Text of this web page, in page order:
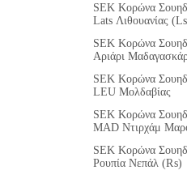
SEK Κορώνα
Lats Λιθουανίας
SEK Κορώνα
Αριάρι
SEK Κορώνα
LEU Μολδαβίας
SEK Κορώνα
MAD Ντιρχάμ
SEK Κορώνα
Ρουπία Νεπάλ (₨)